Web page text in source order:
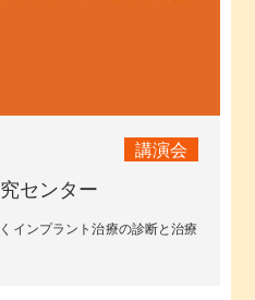
講演会
センター
インプラント治療の診断と治療